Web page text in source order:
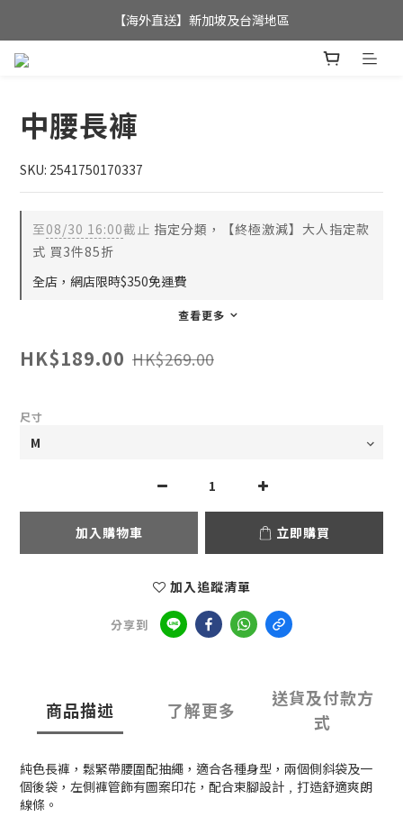
全店滿$350，即可享港澳地區免運費;
【海外直送】新加坡及台灣地區
中腰長褲
SKU: 2541750170337
至08/30 16:00截止 指定分類，【終極激減】大人指定款
式 買3件85折
全店，網店限時$350免運費
查看更多
HK$189.00 HK$269.00
尺寸
加入購物車 立即購買
加入追蹤清單
分享到
商品描述 了解更多
送貨及付款方
式
純色長褲，鬆緊帶腰圍配抽繩，適合各種身型，兩個側斜袋及一
個後袋，左側褲管飾有圖案印花，配合束腳設計﹐打造舒適爽朗
線條。